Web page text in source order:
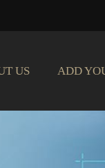
US ADD